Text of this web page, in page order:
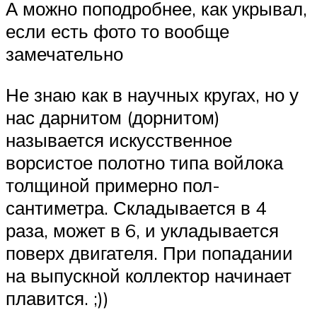
А можно поподробнее, как укрывал,
если есть фото то вообще
замечательно
Не знаю как в научных кругах, но у
нас дарнитом (дорнитом)
называется искусственное
ворсистое полотно типа войлока
толщиной примерно пол-
сантиметра. Складывается в 4
раза, может в 6, и укладывается
поверх двигателя. При попадании
на выпускной коллектор начинает
плавится. ;))